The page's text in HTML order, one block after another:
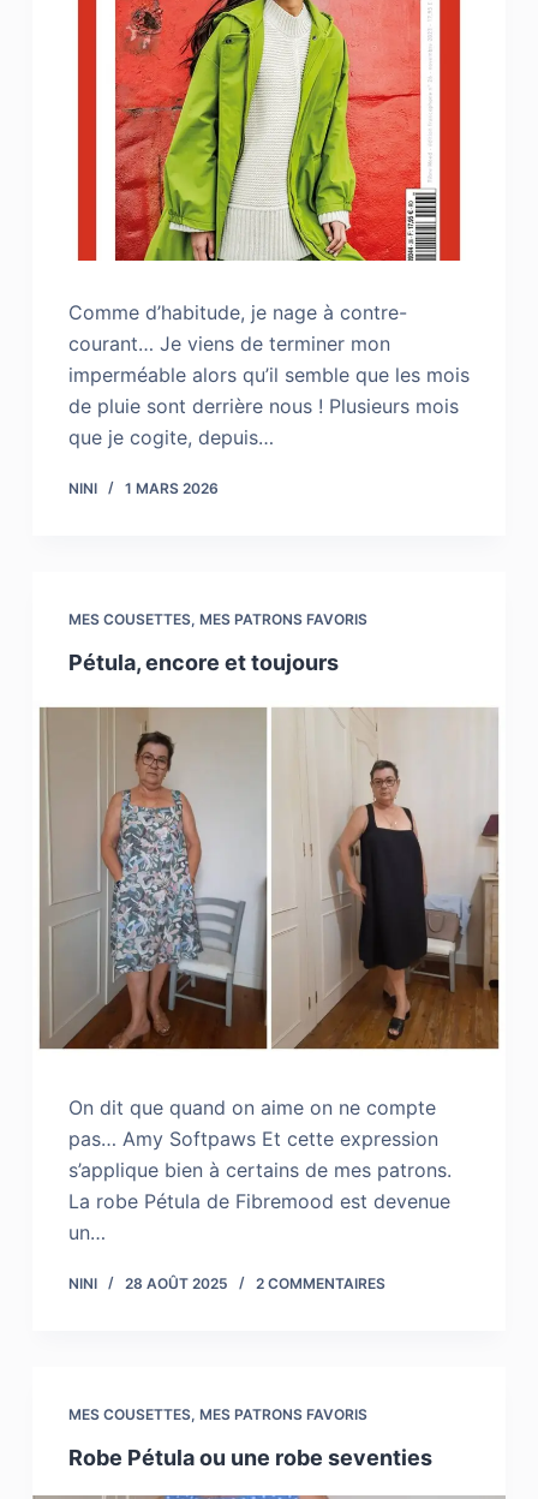
Comme d’habitude, je nage à contre-
courant… Je viens de terminer mon
imperméable alors qu’il semble que les mois
de pluie sont derrière nous ! Plusieurs mois
que je cogite, depuis…
NINI 1 MARS 2026
MES COUSETTES, MES PATRONS FAVORIS
Pétula, encore et toujours
On dit que quand on aime on ne compte
pas… Amy Softpaws Et cette expression
s’applique bien à certains de mes patrons.
La robe Pétula de Fibremood est devenue
un…
NINI 28 AOÛT 2025 2 COMMENTAIRES
MES COUSETTES, MES PATRONS FAVORIS
Robe Pétula ou une robe seventies